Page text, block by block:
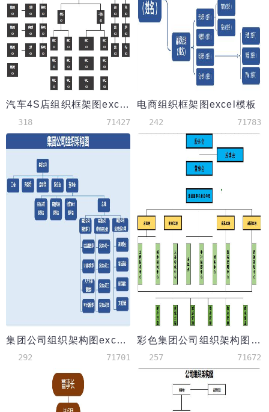
汽车4S店组织框架图excel模板
318 71427
电商组织框架图excel模板
242 71783
集团公司组织架构图excel模板
292 71701
彩色集团公司组织架构图excel模板
257 71672